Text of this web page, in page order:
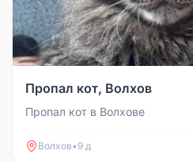
Пропал кот, Волхов
Пропал кот в Волхове
Волхов• 9 д